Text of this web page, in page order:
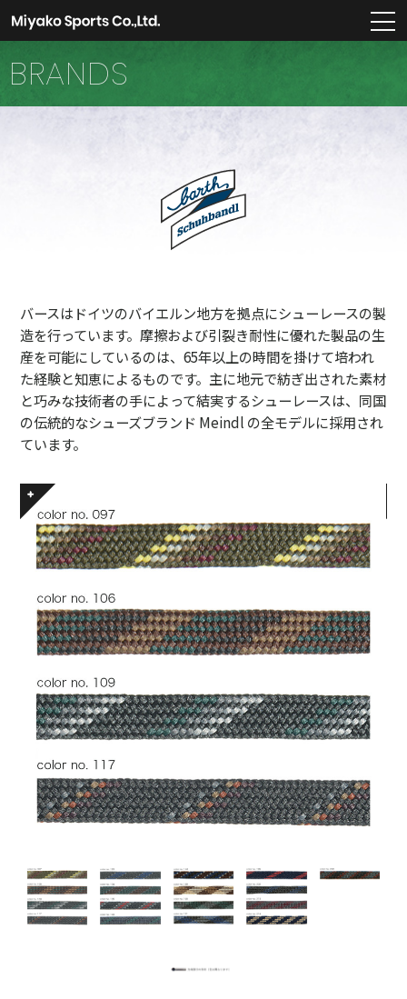
BRANDS
バースはドイツのバイエルン地方を拠点にシューレースの製
造を行っています。摩擦および引裂き耐性に優れた製品の生
産を可能にしているのは、65年以上の時間を掛けて培われ
た経験と知恵によるものです。主に地元で紡ぎ出された素材
と巧みな技術者の手によって結実するシューレースは、同国
の伝統的なシューズブランド Meindl の全モデルに採用され
ています。